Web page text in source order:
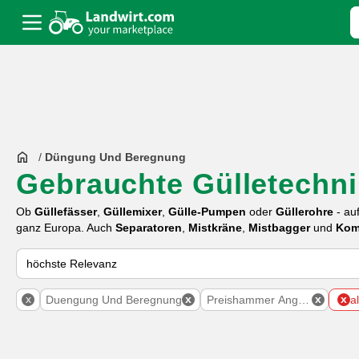
/ Düngung Und Beregnung
Gebrauchte
Ob Güllefässer, Güllemixer, Gülle-Pumpen oder Güllerohre -
ganz Europa. Auch Separatoren Mistkräne Mistbaggerund
So wird auf Landwirt.com sortiert
x Duengung Und Beregnung x Preishammer Angebote
x x